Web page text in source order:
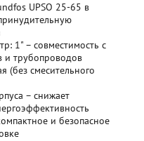
UPSO 25-65 в
1" – совместимость с
и трубопроводов
(без смесительного
– снижает
и безопасное